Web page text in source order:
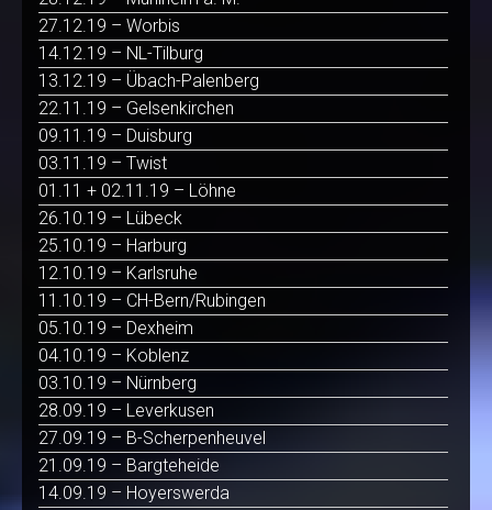
27.12.19 – Worbis
14.12.19 – NL-Tilburg
13.12.19 – Übach-Palenberg
22.11.19 – Gelsenkirchen
09.11.19 – Duisburg
03.11.19 – Twist
01.11 + 02.11.19 – Löhne
26.10.19 – Lübeck
25.10.19 – Harburg
12.10.19 – Karlsruhe
11.10.19 – CH-Bern/Rubingen
05.10.19 – Dexheim
04.10.19 – Koblenz
03.10.19 – Nürnberg
28.09.19 – Leverkusen
27.09.19 – B-Scherpenheuvel
21.09.19 – Bargteheide
14.09.19 – Hoyerswerda